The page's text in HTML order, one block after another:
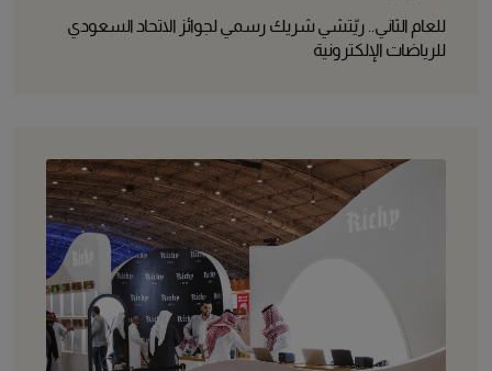
للعام الثاني.. ريّتشي شريك رسمي لجوائز الاتحاد السعودي
للرياضات الإلكترونية